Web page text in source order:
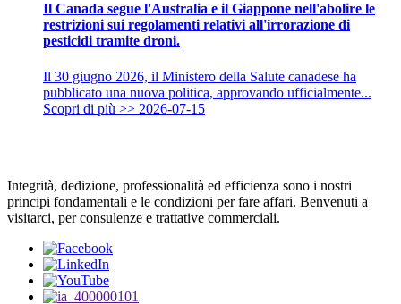
Il Canada segue l'Australia e il Giappone nell'abolire le
restrizioni sui regolamenti relativi all'irrorazione di
pesticidi tramite droni.
Il 30 giugno 2026, il Ministero della Salute canadese ha
pubblicato una nuova politica, approvando ufficialmente...
Scopri di più >> 2026-07-15
Integrità, dedizione, professionalità ed efficienza sono i nostri
principi fondamentali e le condizioni per fare affari. Benvenuti a
visitarci, per consulenze e trattative commerciali.